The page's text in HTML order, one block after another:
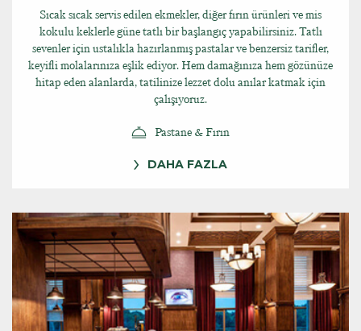
Sıcak sıcak servis edilen ekmekler, diğer fırın ürünleri ve mis
kokulu keklerle güne tatlı bir başlangıç yapabilirsiniz. Tatlı
sevenler için ustalıkla hazırlanmış pastalar ve benzersiz tarifler,
keyifli molalarınıza eşlik ediyor. Hem damağınıza hem gözünüze
hitap eden alanlarda, tatilinize lezzet dolu anılar katmak için
çalışıyoruz.
Pastane & Fırın
DAHA FAZLA